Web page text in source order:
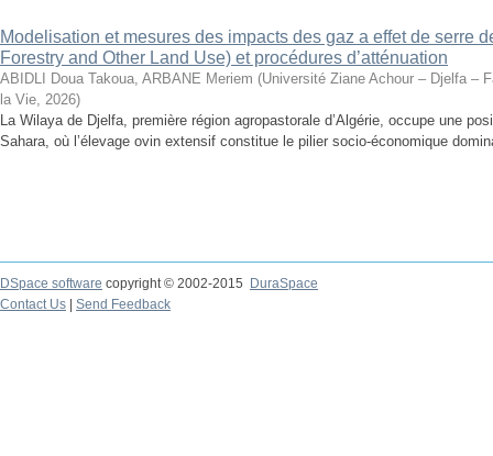
Modelisation et mesures des impacts des gaz a effet de serre
Forestry and Other Land Use) et procédures d’atténuation
ABIDLI Doua Takoua, ARBANE Meriem (Université Ziane Achour – Djelfa –
la Vie, 2026)
La Wilaya de Djelfa, première région agropastorale d’Algérie, occupe une
Sahara, où l’élevage ovin extensif constitue le pilier socio-économique
DSpace software copyright © 2002-2015
DuraSpace
Contact Us
Send Feedback